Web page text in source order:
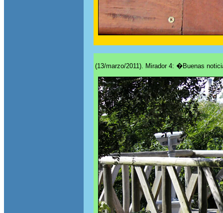
(13/marzo/2011). Mirador 4: �Buenas